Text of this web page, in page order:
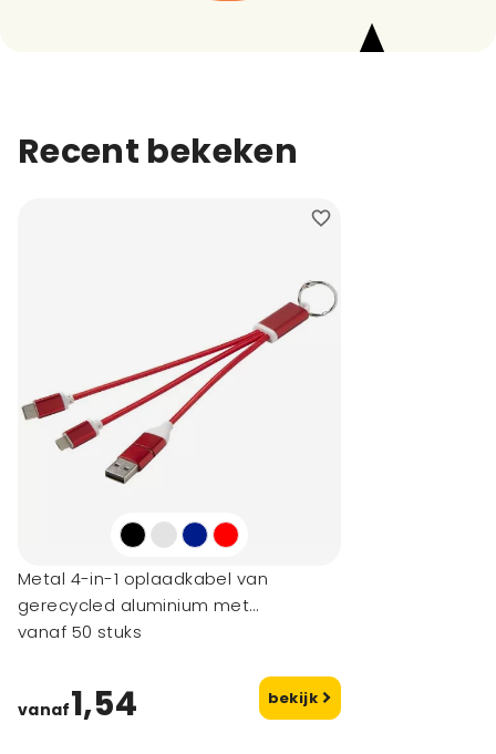
Recent bekeken
Metal 4-in-1 oplaadkabel van
gerecycled aluminium met
sleutelhanger
vanaf 50 stuks
vanaf1,54 bekijk